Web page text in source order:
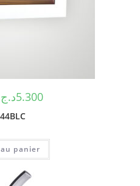
5.300د.ج
panier